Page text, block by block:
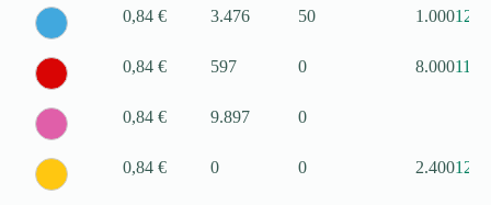
0,84 € 3.476 50 1.000
0,84 € 597 0 8.000
0,84 € 9.897 0
0,84 € 0 0 2.400